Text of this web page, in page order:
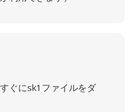
ぐにsk1ファイルをダ